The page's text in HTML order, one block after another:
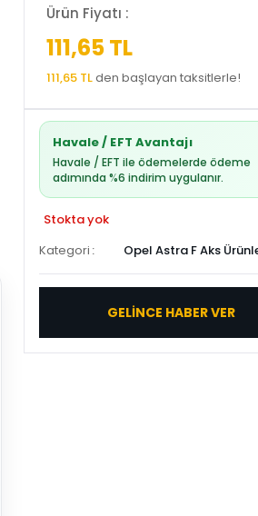
Ürün Fiyatı :
111,65 TL
111,65 TLden başlayan taksitlerle!
Havale / EFT Avantajı
Havale / EFT ile ödemelerde ödeme
adımında %6 indirim uygulanır.
Stokta yok
Kategori
Opel Astra F Aks
GELİNCE HABER VER